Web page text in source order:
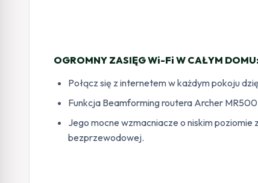
OGROMNY ZASIĘG Wi-Fi W CAŁYM DOMU:
Połącz się z internetem w każdym pokoju
Funkcja Beamforming routera Archer
Jego mocne wzmacniacze o niskim poziomie
bezprzewodowej.